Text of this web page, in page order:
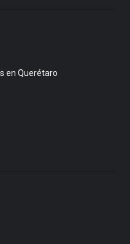
en Querétaro